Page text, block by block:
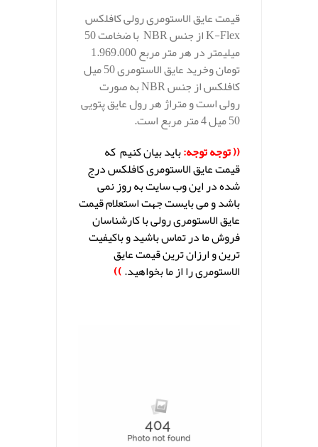
قیمت عایق الاستومری رولی کافلکس
K-Flex از جنس NBR با ضخامت 50
میلیمتر در هر متر مربع 1.969.000
تومان وخرید عایق الاستومری 50 میل
کافلکس از جنس NBR به صورت
رولی است و متراژ هر رول عایق پتویی
50 میل 4 متر مربع است.
(( توجه توجه:باید بیان کنیم که
قیمت عایق الاستومری کافلکسدرج
شده در این وب سایت به روز نمی
باشد و می بایست جهت استعلام قیمت
عایق الاستومری رولی با کارشناسان
فروش ما در تماس باشید و باکیفیت
ترین و ارزان ترین قیمت عایق
الاستومری را از ما بخواهید.))